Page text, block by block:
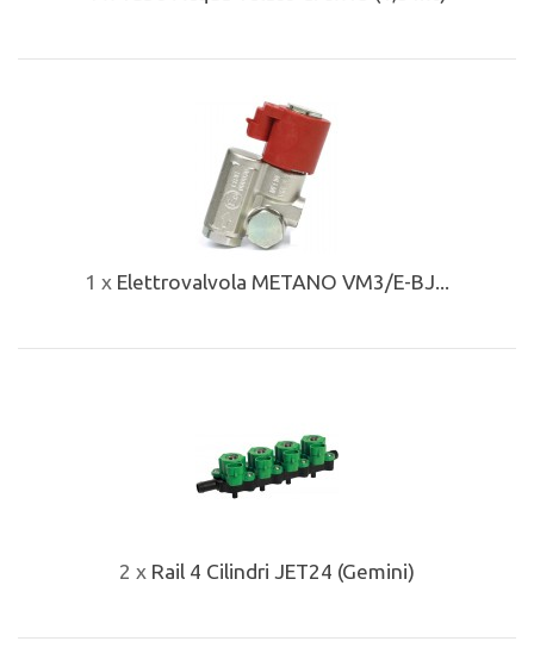
1 x Elettrovalvola METANO VM3/E-BJ...
2 x Rail 4 Cilindri JET24 (Gemini)